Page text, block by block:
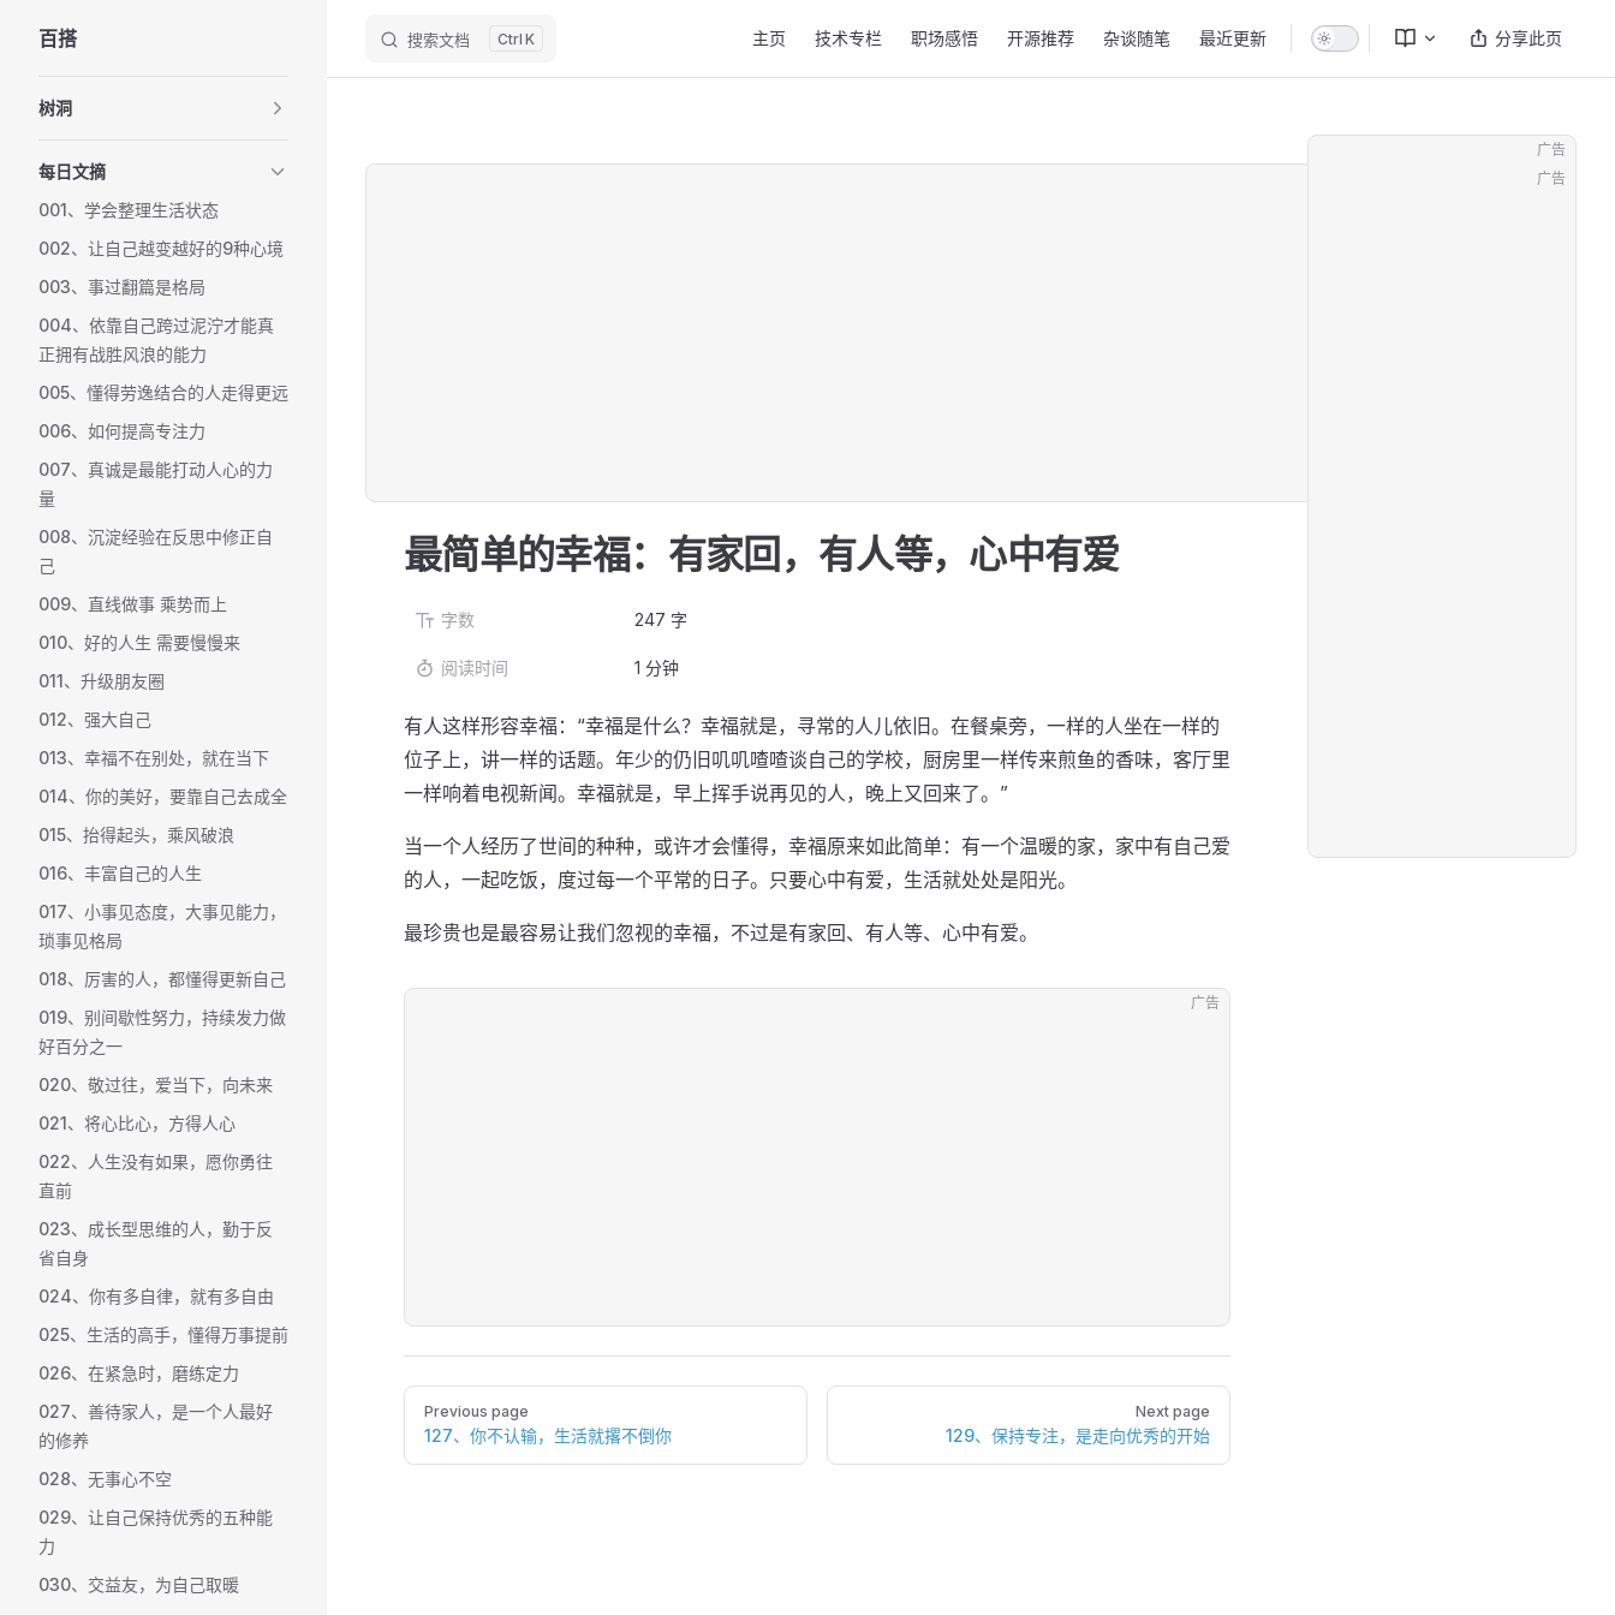
Skip to content
百搭 搜索文档 K 主页 技术专栏 职场感悟 开源推荐 杂谈随笔 最近更新 分享此页
树洞
每日文摘
001、学会整理生活状态
002、让自己越变越好的9种心境
003、事过翻篇是格局
004、依靠自己跨过泥泞才能真
正拥有战胜风浪的能力
005、懂得劳逸结合的人走得更远
006、如何提高专注力
007、真诚是最能打动人心的力
量
008、沉淀经验在反思中修正自
己
009、直线做事 乘势而上
010、好的人生 需要慢慢来
011、升级朋友圈
012、强大自己
013、幸福不在别处，就在当下
014、你的美好，要靠自己去成全
015、抬得起头，乘风破浪
016、丰富自己的人生
017、小事见态度，大事见能力，
琐事见格局
018、厉害的人，都懂得更新自己
019、别间歇性努力，持续发力做
好百分之一
020、敬过往，爱当下，向未来
021、将心比心，方得人心
022、人生没有如果，愿你勇往
直前
023、成长型思维的人，勤于反
省自身
024、你有多自律，就有多自由
025、生活的高手，懂得万事提前
026、在紧急时，磨练定力
027、善待家人，是一个人最好
的修养
028、无事心不空
029、让自己保持优秀的五种能
力
030、交益友，为自己取暖
广告
广告
最简单的幸福：有家回，有人等，心中有爱
字数 247 字
阅读时间 1 分钟
有人这样形容幸福：“幸福是什么？幸福就是，寻常的人儿依旧。在餐桌旁，一样的人坐在一样的
位子上，讲一样的话题。年少的仍旧叽叽喳喳谈自己的学校，厨房里一样传来煎鱼的香味，客厅里
一样响着电视新闻。幸福就是，早上挥手说再见的人，晚上又回来了。”
当一个人经历了世间的种种，或许才会懂得，幸福原来如此简单：有一个温暖的家，家中有自己爱
的人，一起吃饭，度过每一个平常的日子。只要心中有爱，生活就处处是阳光。
最珍贵也是最容易让我们忽视的幸福，不过是有家回、有人等、心中有爱。
广告
Pager
Previous page
127、你不认输，生活就撂不倒你
Next page
129、保持专注，是走向优秀的开始